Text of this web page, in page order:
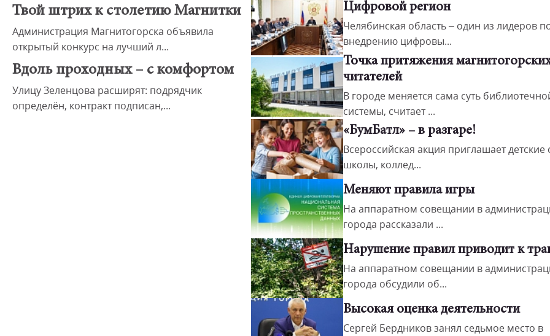
Твой штрих к столетию Магнитки
Администрация Магнитогорска объявила
открытый конкурс на лучший л...
Вдоль проходных – с комфортом
Улицу Зеленцова расширят: подрядчик
определён, контракт подписан,...
Цифровой регион
Челябинская область – один из лидеров
внедрению цифровы...
Точка притяжения
читателей
В городе меняется сама суть
системы, считает ...
«БумБатл» – в разгаре!
Всероссийская акция приглашает детские
школы, коллед...
Меняют правила игры
На аппаратном совещании в
города рассказали ...
Нарушение правил приводит к
На аппаратном совещании в
города обсудили об...
Высокая оценка деятельности
Сергей Бердников занял седьмое место в